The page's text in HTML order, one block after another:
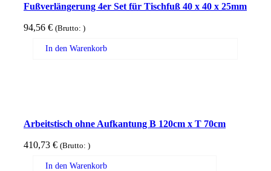
Fußverlängerung 4er Set für Tischfuß 40 x 40 x 25mm
94,56 € (Brutto: )
In den Warenkorb
Arbeitstisch ohne Aufkantung B 120cm x T 70cm
410,73 € (Brutto: )
In den Warenkorb